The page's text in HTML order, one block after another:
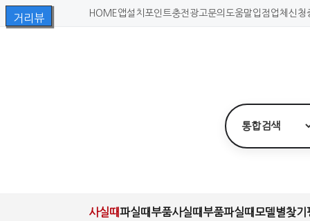
HOME 앱설치 포인트충전 광고문의 도움말입점업체신청
사실때파실때 부품사실때 부품파실때 모델별찾기